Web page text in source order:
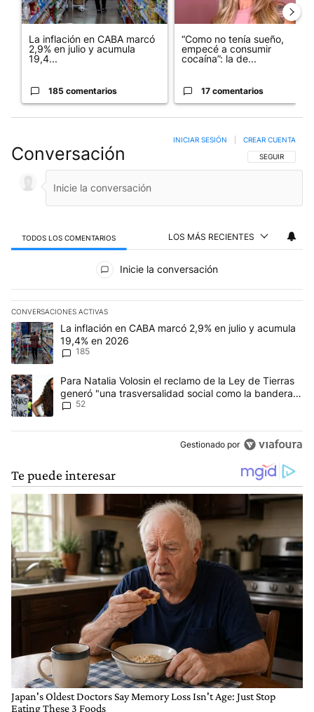
La inflación en CABA marcó
2,9% en julio y acumula
19,4...
185 comentarios
“Como no tenía sueño,
empecé a consumir
cocaína”: la de...
17 comentarios
Conversación SIGA ESTA
SEGUIR
INICIAR SESIÓN CREAR CUENTA
TODOS LOS COMENTARIOS LOS MÁS RECIENTES
Inicie la conversación
CONVERSACIONES ACTIVAS
Este listado muestra los artículos con más comentarios en los
Un artículo de tendencia con el título "La inflación en CABA
La inflación en CABA marcó 2,9% en julio y acumula
19,4% en 2026
185
Un artículo de tendencia con el título "Para Natalia Volosin el
Para Natalia Volosin el reclamo de la Ley de Tierras
generó "una trasversalidad social como la bandera
de Malvinas"
52
Gestionado por